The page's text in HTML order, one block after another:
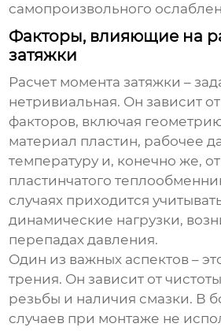
самопроизвольного
Факторы, влияющие на
затяжки
Расчет момента затяжки –
нетривиальная. Он зависит
факторов, включая
материал пластин, рабочее
температуру и, конечно же,
пластинчатого
случаях приходится
динамические нагрузки,
перепадах давления.
Один из важных аспектов –
трения. Он зависит от
резьбы и наличия смазки. В
случаев при монтаже не